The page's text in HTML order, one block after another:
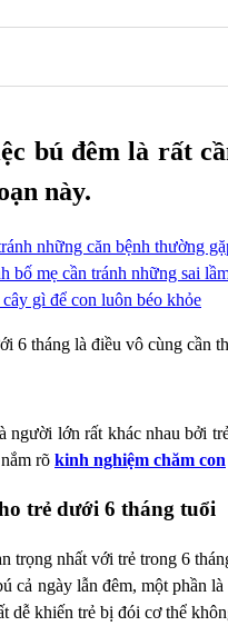
bú đêm là rất
này.
những căn bệnh thường
bố mẹ cần tránh những sai
gì để con luôn béo khỏe
người lớn rất khác nhau bởi
rõ kinh nghiệm chăm con
trẻ dưới 6 tháng tuổi
trọng nhất với trẻ trong 6
cả ngày lẫn đêm, một phần
dễ khiến trẻ bị đói cơ thể